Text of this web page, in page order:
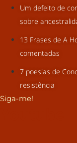
Um defeito de
sobre
13 Frases de A
comentadas
7 poesias de
resistência
Siga-me!